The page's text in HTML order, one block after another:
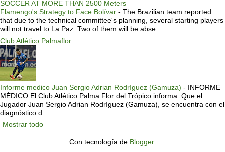
SOCCER AT MORE THAN 2500 Meters
Flamengo's Strategy to Face Bolívar - The Brazilian team reported
that due to the technical committee's planning, several starting players
will not travel to La Paz. Two of them will be abse...
Club Atlético Palmaflor
Informe medico Juan Sergio Adrian Rodríguez (Gamuza) - INFORME
MÉDICO El Club Atlético Palma Flor del Trópico informa: Que el
Jugador Juan Sergio Adrian Rodríguez (Gamuza), se encuentra con el
diagnóstico d...
Mostrar todo
Con tecnología de Blogger.